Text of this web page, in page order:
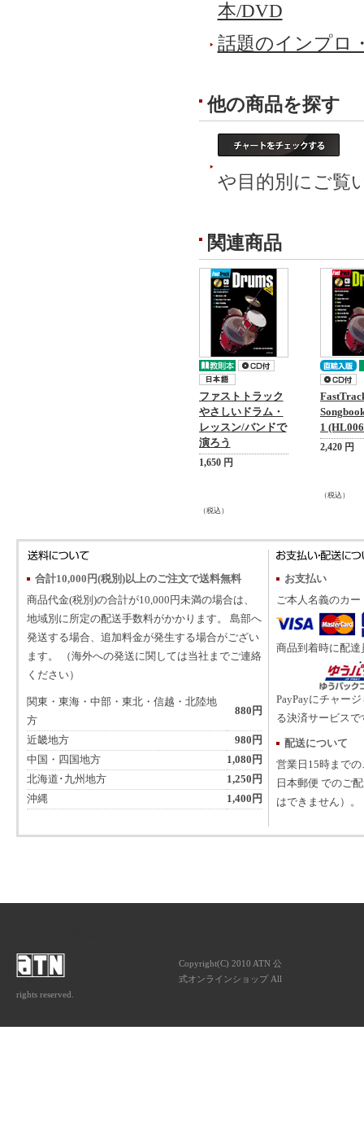
本/DVD
話題のインプロ
他の商品を探す
や目的別にご覧
関連商品
ファストトラック
やさしいドラム・
レッスン/バンドで
演ろう
1,650 円
（税込）
1
2,420 円
（税込）
合計10,000円(税別)以上のご注文で送料無料
商品代金(税別)の合計が10,000円未満の場合は、
地域別に所定の配送手数料がかかります。 島部へ
発送する場合、追加料金が発生する場合がござい
ます。 （海外への発送に関しては当社までご連絡
ください）
関東・東海・中部・東北・信越・北陸地
方
880円
近畿地方
980円
中国・四国地方
1,080円
北海道･九州地方
1,250円
沖縄
1,400円
お支払い
ご本人名義のカ
商品到着時に配
PayPayにチャー
る決済サービスで
配送について
営業日15時まで
日本郵便 でのご
はできません）。
Copyright(C) 2010 ATN 公
式オンラインショップ All
rights reserved.